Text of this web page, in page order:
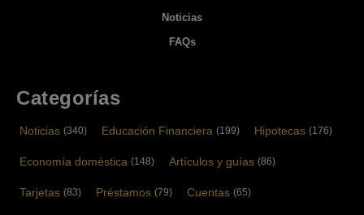
Noticias
FAQs
Categorías
Noticias (340) Educación Financiera (199) Hipotecas (176)
Economía doméstica (148) Artículos y guías (86)
Tarjetas (83) Préstamos (79) Cuentas (65)